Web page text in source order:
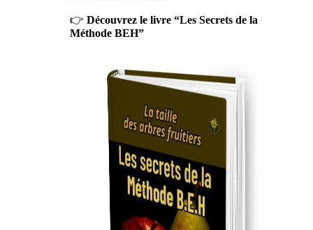
👉 Découvrez le livre “Les Secrets de la
Méthode BEH”